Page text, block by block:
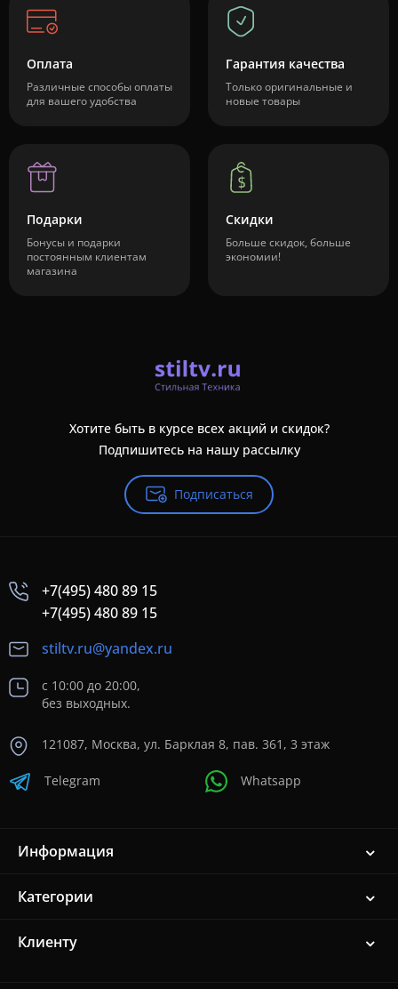
Оплата
Различные способы оплаты
для вашего удобства
Гарантия качества
Только оригинальные и
новые товары
Подарки
Бонусы и подарки
постоянным клиентам
магазина
Скидки
Больше скидок, больше
экономии!
Хотите быть в курсе всех акций и скидок?
Подпишитесь на нашу рассылку
Подписаться
+7(495) 480 89 15
+7(495) 480 89 15
stiltv.ru@yandex.ru
с 10:00 до 20:00,
без выходных.
121087, Москва, ул. Барклая 8, пав. 361, 3 этаж
Telegram Whatsapp
Информация
Категории
Клиенту